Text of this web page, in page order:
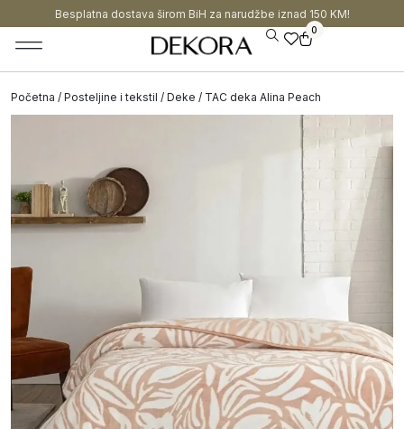
Besplatna dostava širom BiH za narudžbe iznad 150 KM!
0
Početna / Posteljine i tekstil / Deke / TAC deka Alina Peach